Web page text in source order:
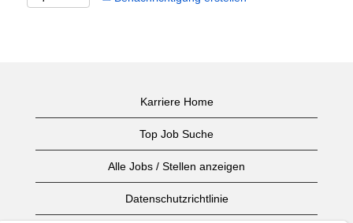
Karriere Home
Top Job Suche
Alle Jobs / Stellen anzeigen
Datenschutzrichtlinie